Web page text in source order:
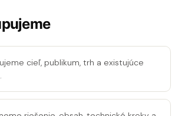
cieľ, publikum, trh a existujúce